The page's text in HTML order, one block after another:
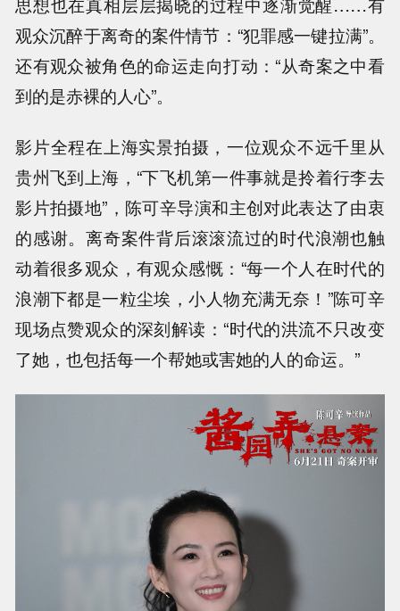
观众沉醉于离奇的案件情节：“犯罪感一键拉满”。
还有观众被角色的命运走向打动：“从奇案之中看
到的是赤裸的人心”。
影片全程在上海实景拍摄，一位观众不远千里从
贵州飞到上海，“下飞机第一件事就是拎着行李去
影片拍摄地”，陈可辛导演和主创对此表达了由衷
的感谢。离奇案件背后滚滚流过的时代浪潮也触
动着很多观众，有观众感慨：“每一个人在时代的
浪潮下都是一粒尘埃，小人物充满无奈！”陈可辛
现场点赞观众的深刻解读：“时代的洪流不只改变
了她，也包括每一个帮她或害她的人的命运。”